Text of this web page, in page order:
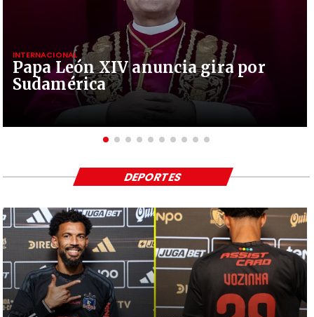
Papa León XIV anuncia gira por
Sudamérica
INTERNACIONAL
DEPORTES